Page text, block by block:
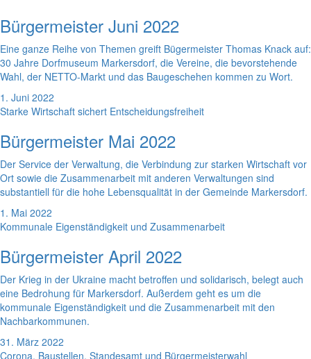
Bürgermeister Juni 2022
Eine ganze Reihe von Themen greift Bügermeister Thomas Knack auf:
30 Jahre Dorfmuseum Markersdorf, die Vereine, die bevorstehende
Wahl, der NETTO-Markt und das Baugeschehen kommen zu Wort.
1. Juni 2022
Starke Wirtschaft sichert Entscheidungsfreiheit
Bürgermeister Mai 2022
Der Service der Verwaltung, die Verbindung zur starken Wirtschaft vor
Ort sowie die Zusammenarbeit mit anderen Verwaltungen sind
substantiell für die hohe Lebensqualität in der Gemeinde Markersdorf.
1. Mai 2022
Kommunale Eigenständigkeit und Zusammenarbeit
Bürgermeister April 2022
Der Krieg in der Ukraine macht betroffen und solidarisch, belegt auch
eine Bedrohung für Markersdorf. Außerdem geht es um die
kommunale Eigenständigkeit und die Zusammenarbeit mit den
Nachbarkommunen.
31. März 2022
Corona, Baustellen, Standesamt und Bürgermeisterwahl